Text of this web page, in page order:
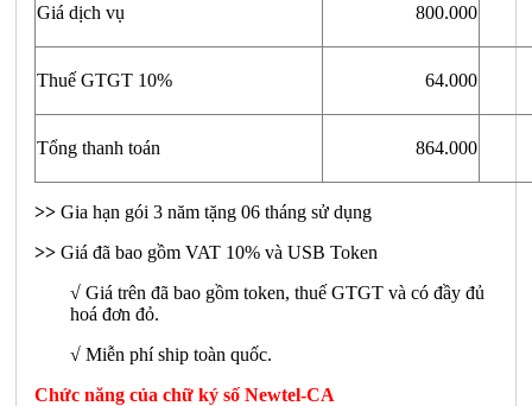
Giá dịch vụ 800.000
Thuế GTGT 10% 64.000
Tổng thanh toán 864.000
>> Gia hạn gói 3 năm tặng 06 tháng sử dụng
>> Giá đã bao gồm VAT 10% và USB Token
√ Giá trên đã bao gồm token, thuế GTGT và có đầy đủ
hoá đơn đỏ.
√ Miễn phí ship toàn quốc.
Chức năng của chữ ký số Newtel-CA